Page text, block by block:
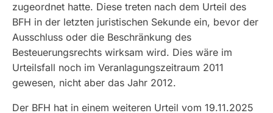
zugeordnet hatte. Diese treten nach dem Urteil des
BFH in der letzten juristischen Sekunde ein, bevor der
Ausschluss oder die Beschränkung des
Besteuerungsrechts wirksam wird. Dies wäre im
Urteilsfall noch im Veranlagungszeitraum 2011
gewesen, nicht aber das Jahr 2012.
Der BFH hat in einem weiteren Urteil vom 19.11.2025